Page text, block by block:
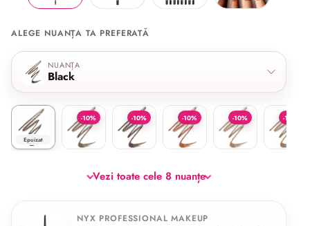
Selectează nuanța
ALEGE NUANȚA TA PREFERATĂ
NUANȚA
Black
Epuizat
Black -10%
Ash Brown -10%
Charcoal -10%
Auburn -10%
Blonde -10%
Taupe
Vezi toate cele 8 nuanțe
NYX PROFESSIONAL MAKEUP